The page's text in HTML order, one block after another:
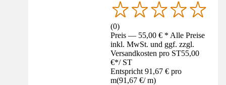
(0)
Preis — 55,00 € * Alle Preise
inkl. MwSt. und ggf. zzgl.
Versandkosten pro ST55,00
€*/ ST
Entspricht 91,67 € pro
m(91,67 €/ m)